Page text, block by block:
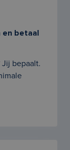
betaal
Jij bepaalt.